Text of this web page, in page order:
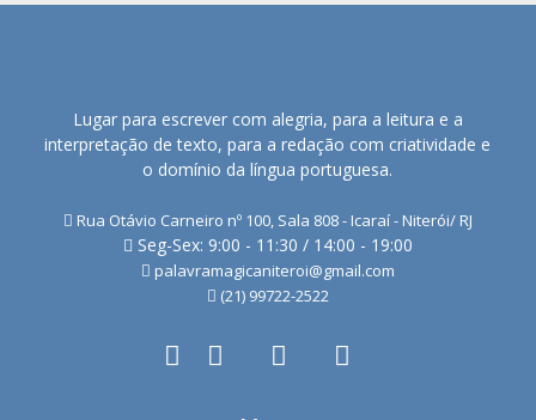
Lugar para escrever com alegria, para a leitura e a
interpretação de texto, para a redação com criatividade e
o domínio da língua portuguesa.
Rua Otávio Carneiro nº 100, Sala 808 - Icaraí - Niterói/ RJ
Seg-Sex: 9:00 - 11:30 / 14:00 - 19:00
palavramagicaniteroi@gmail.com
(21) 99722-2522